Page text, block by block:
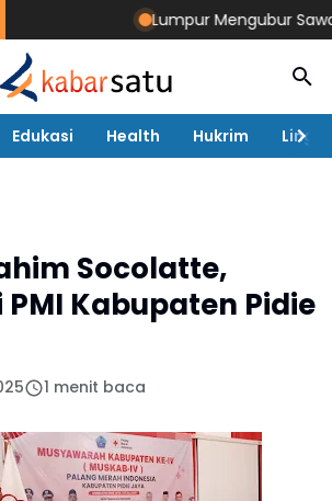
Lumpur Mengubur Sawah
Edukasi Health Hukrim
Socolatte,
Kabupaten Pidie
1 menit baca